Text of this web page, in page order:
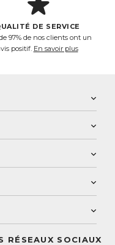
DE SERVICE
97% de nos clients ont un
positif. En savoir plus
RÉSEAUX SOCIAUX